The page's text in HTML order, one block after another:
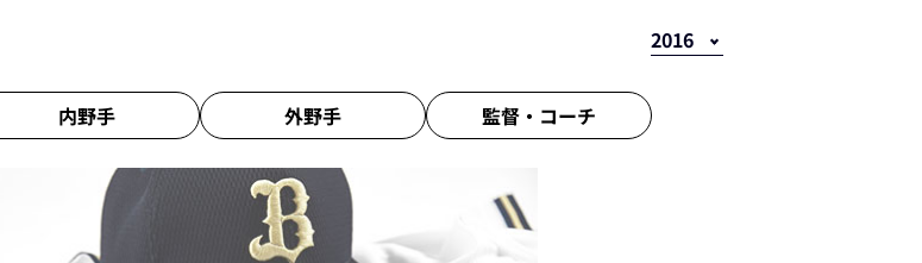
内野手 外野手 監督・ コーチ